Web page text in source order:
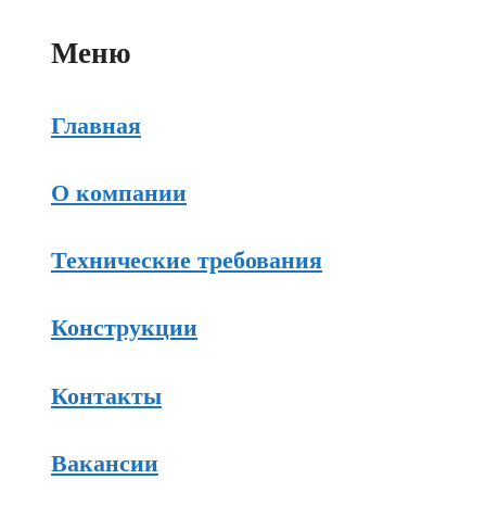
Меню
Главная
О компании
Технические требования
Конструкции
Контакты
Вакансии